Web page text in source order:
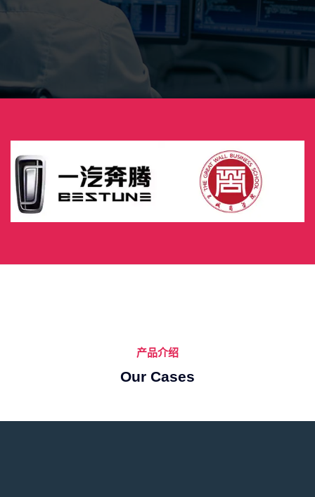
产品介绍
Our Cases